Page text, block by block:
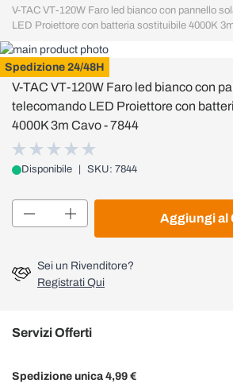
V-TAC VT-120W Faro led bianco con pannello
LED Proiettore con batteria sostituibile 4000K
Spedizione 24/48H
V-TAC
V-TAC VT-120W Faro led bianco con
telecomando LED Proiettore con
4000K 3m Cavo - 7844
Disponibile SKU: 7844
Aggiungi al
Sei un Rivenditore?
Registrati Qui
Servizi Offerti
Spedizione unica 4,99 €